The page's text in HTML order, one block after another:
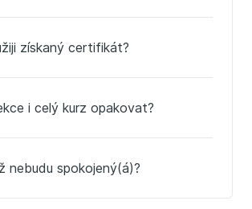
získaný certifikát?
i celý kurz opakovat?
nebudu spokojený(á)?